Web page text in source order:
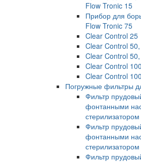
Flow Tronic 15
Прибор для
Flow Tronic 75
Clear Control 25
Clear Control
Clear Control
Clear Control
Clear Control
Погружные фильтры
Фильтр
фонтанными
Фильтр
фонтанными
Фильтр